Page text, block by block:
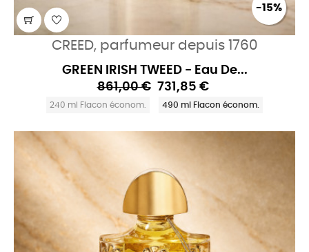
-15%
CREED, parfumeur depuis 1760
GREEN IRISH TWEED - Eau De...
861,00 € 731,85 €
240 ml Flacon économ. 490 ml Flacon économ.